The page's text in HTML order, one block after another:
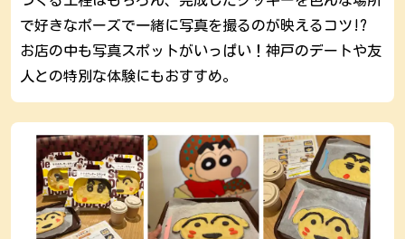
で好きなポーズで一緒に写真を撮るのが映えるコツ!?
お店の中も写真スポットがいっぱい！神戸のデートや友
人との特別な体験にもおすすめ。